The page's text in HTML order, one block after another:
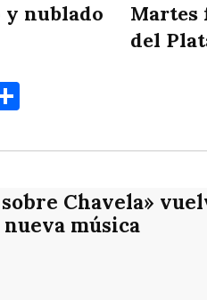
nublado
Martes
del
sobre Chavela»
música